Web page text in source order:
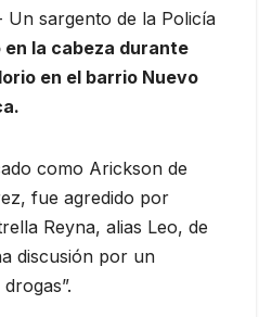
Un sargento de la Policía
en la cabeza durante
en el barrio Nuevo
como Arickson de
fue agredido por
Reyna, alias Leo, de
discusión por un